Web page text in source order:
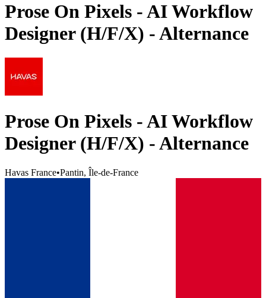
Prose On Pixels - AI Workflow
Designer (H/F/X) - Alternance
Prose On Pixels - AI Workflow
Designer (H/F/X) - Alternance
Havas France•Pantin, Île-de-France